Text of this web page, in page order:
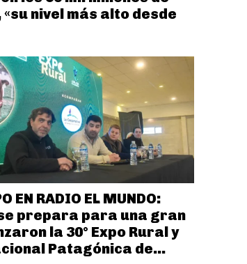
nivel más alto desde
EN RADIO EL MUNDO:
prepara para una gran
la 30° Expo Rural y
Patagónica de...